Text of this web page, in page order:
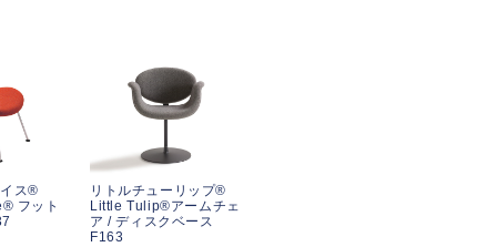
ス®
フット
リトルチューリップ®
Little Tulip®アームチェ
ア / ディスクベース
F163